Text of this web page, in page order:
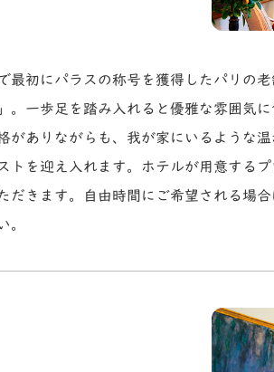
最初にパラスの称号を獲得したパリの
。一歩足を踏み入れると優雅な雰囲気
がありながらも、我が家にいるような温
トを迎え入れます。ホテルが用意する
だきます。自由時間にご希望される場
。